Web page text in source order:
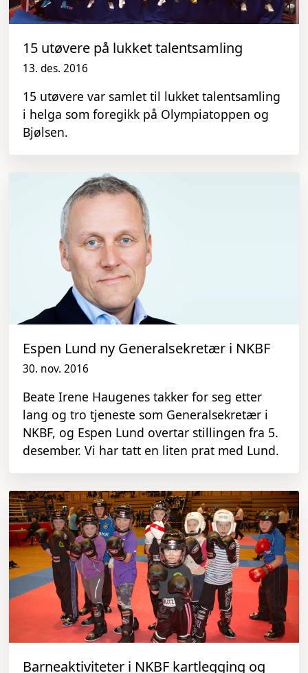
15 utøvere på lukket talentsamling
13. des. 2016
15 utøvere var samlet til lukket talentsamling
i helga som foregikk på Olympiatoppen og
Bjølsen.
Espen Lund ny Generalsekretær i NKBF
30. nov. 2016
Beate Irene Haugenes takker for seg etter
lang og tro tjeneste som Generalsekretær i
NKBF, og Espen Lund overtar stillingen fra 5.
desember. Vi har tatt en liten prat med Lund.
Barneaktiviteter i NKBF kartlegging og